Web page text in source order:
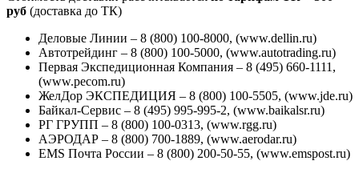
руб (доставка до ТК)
Деловые Линии – 8 (800) 100-8000, (www.dellin.ru)
Автотрейдинг – 8 (800) 100-5000, (www.autotrading.ru)
Первая Экспедиционная Компания – 8 (495) 660-1111,
(www.pecom.ru)
ЖелДор ЭКСПЕДИЦИЯ – 8 (800) 100-5505, (www.jde.ru)
Байкал-Сервис – 8 (495) 995-995-2, (www.baikalsr.ru)
РГ ГРУПП – 8 (800) 100-0313, (www.rgg.ru)
АЭРОДАР – 8 (800) 700-1889, (www.aerodar.ru)
EMS Почта России – 8 (800) 200-50-55, (www.emspost.ru)